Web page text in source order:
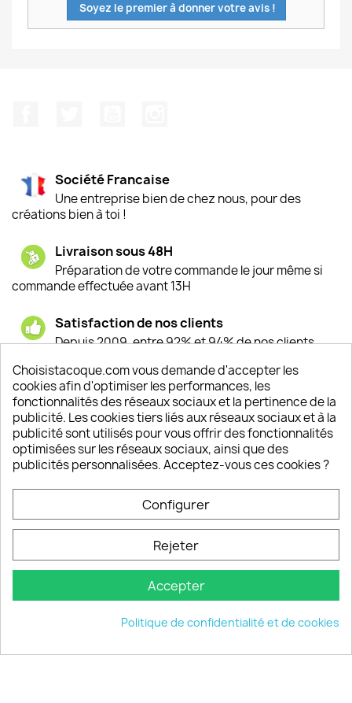
Soyez le premier à donner votre avis !
Société Francaise
Une entreprise bien de chez nous, pour des
créations bien à toi !
Livraison sous 48H
Préparation de votre commande le jour même si
commande effectuée avant 13H
Satisfaction de nos clients
Depuis 2009, entre 92% et 94% de nos clients
Un SAV à votre écoute
Notre SAV est disponible 6/7J de 10h à 18H
INFORMATIONS 
VOTRE COMPTE 
INFORMATIONS keyboard_arrow_down
© 2026 - choisistacoque.com
Choisistacoque.com vous demande d'accepter les
cookies afin d'optimiser les performances, les
fonctionnalités des réseaux sociaux et la pertinence de la
publicité. Les cookies tiers liés aux réseaux sociaux et à la
publicité sont utilisés pour vous offrir des fonctionnalités
optimisées sur les réseaux sociaux, ainsi que des
publicités personnalisées. Acceptez-vous ces cookies ?
Configurer
Rejeter
Accepter
Politique de confidentialité et de cookies